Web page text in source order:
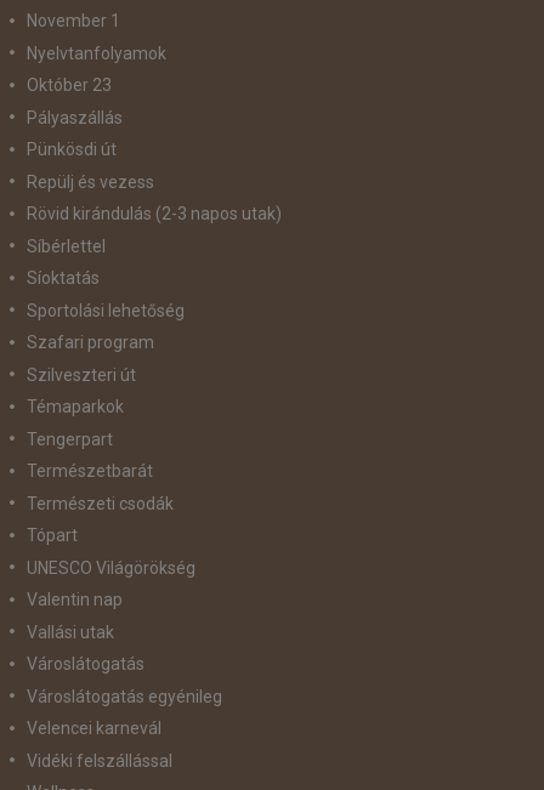
November 1
Nyelvtanfolyamok
Október 23
Pályaszállás
Pünkösdi út
Repülj és vezess
Rövid kirándulás (2-3 napos utak)
Síbérlettel
Síoktatás
Sportolási lehetőség
Szafari program
Szilveszteri út
Témaparkok
Tengerpart
Természetbarát
Természeti csodák
Tópart
UNESCO Világörökség
Valentin nap
Vallási utak
Városlátogatás
Városlátogatás egyénileg
Velencei karnevál
Vidéki felszállással